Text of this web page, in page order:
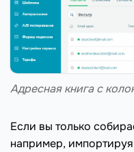
Адресная книга с
Если вы только
например,